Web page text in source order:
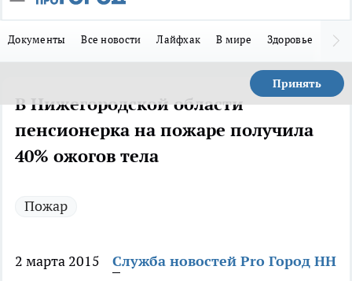
Документы Все новости Лайфхак В мире Здоровье
Принять
В Нижегородской области
пенсионерка на пожаре получила
40% ожогов тела
Пожар
2 марта 2015
Служба новостей Pro Город НН